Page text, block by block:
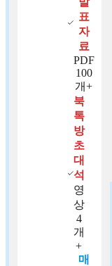
표
자
료
PDF
100
개+
북
톡
방
초
대
석
영
상
4
개
+
매